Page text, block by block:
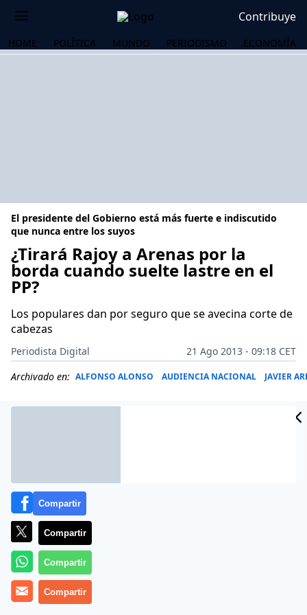
Contribuye
HOME POLÍTICA MUNDO PERIODISMO ECONOMÍA
El presidente del Gobierno está más fuerte e indiscutido
que nunca entre los suyos
¿Tirará Rajoy a Arenas por la
borda cuando suelte lastre en el
PP?
Los populares dan por seguro que se avecina corte de
cabezas
Periodista Digital
21 Ago 2013 - 09:18 CET
Archivado en: ALFONSO ALONSO AUDIENCIA NACIONAL JAVIER
Más información
Compartir
Compartir
Compartir
Compartir